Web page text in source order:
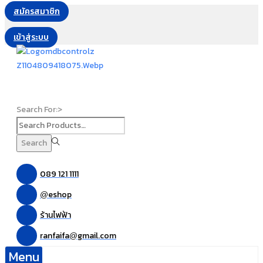
สมัครสมาชิก
เข้าสู่ระบบ
Search For:>
Search
089 121 1111
@eshop
ร้านไฟฟ้า
ranfaifa@gmail.com
Menu